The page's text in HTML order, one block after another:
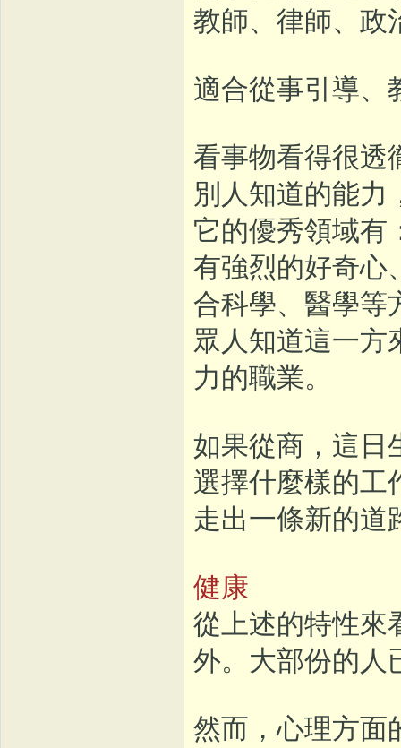
教師、律師、政
適合從事引導、
看事物看得很透
別人知道的能力
它的優秀領域有
有強烈的好奇心
合科學、醫學等
眾人知道這一方
力的職業。
如果從商，這日
選擇什麼樣的工
走出一條新的道
健康
從上述的特性來
外。大部份的人
然而，心理方面